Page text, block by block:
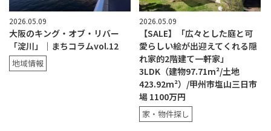
2026.05.09
大阪のキング・オブ・リバー
「淀川」｜まちコラムvol.12
地域情報
2026.05.09
【SALE】「広々とした庭と可
愛らしい絵が出迎えてくれる隠
れ家的2階建て一軒家」
3LDK（建物97.71m²/土地
423.92m²）/甲州市塩山三日市
場 1100万円
家・物件探し